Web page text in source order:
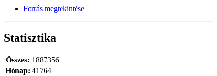
Forrás megtekintése
Statisztika
Összes: 1887356
Hónap: 41764